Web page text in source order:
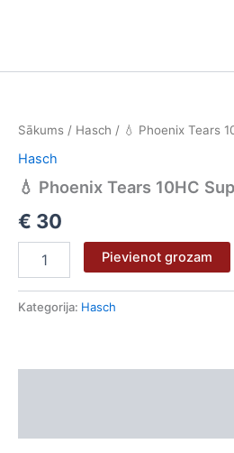
Sākums / Hasch / 💧 Phoenix Tears
Hasch
💧 Phoenix Tears 10HC
€ 30
10HC
Superior
Pievienot grozam
Kategorija: Hasch